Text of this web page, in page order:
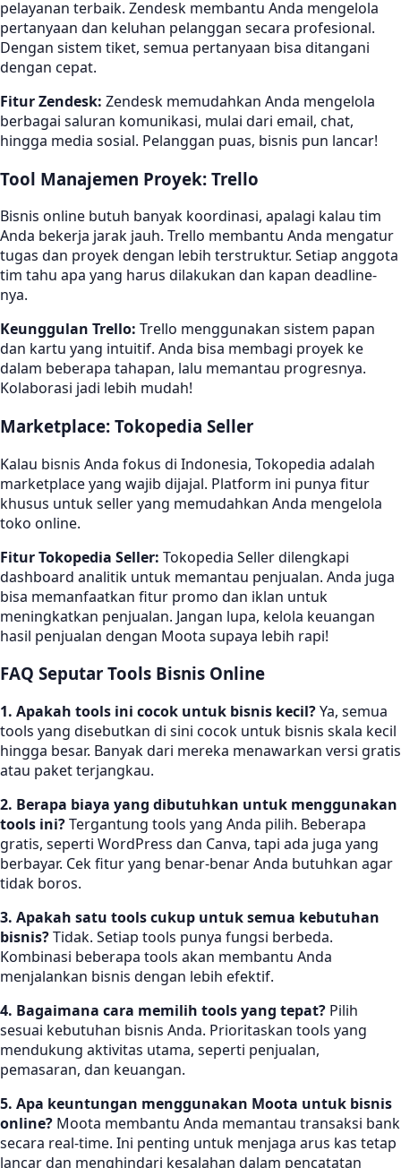
pelayanan terbaik. Zendesk membantu Anda mengelola
pertanyaan dan keluhan pelanggan secara profesional.
Dengan sistem tiket, semua pertanyaan bisa ditangani
dengan cepat.
Fitur Zendesk: Zendesk memudahkan Anda mengelola
berbagai saluran komunikasi, mulai dari email, chat,
hingga media sosial. Pelanggan puas, bisnis pun lancar!
Tool Manajemen Proyek: Trello
Bisnis online butuh banyak koordinasi, apalagi kalau tim
Anda bekerja jarak jauh. Trello membantu Anda mengatur
tugas dan proyek dengan lebih terstruktur. Setiap anggota
tim tahu apa yang harus dilakukan dan kapan deadline-
nya.
Keunggulan Trello: Trello menggunakan sistem papan
dan kartu yang intuitif. Anda bisa membagi proyek ke
dalam beberapa tahapan, lalu memantau progresnya.
Kolaborasi jadi lebih mudah!
Marketplace: Tokopedia Seller
Kalau bisnis Anda fokus di Indonesia, Tokopedia adalah
marketplace yang wajib dijajal. Platform ini punya fitur
khusus untuk seller yang memudahkan Anda mengelola
toko online.
Fitur Tokopedia Seller: Tokopedia Seller dilengkapi
dashboard analitik untuk memantau penjualan. Anda juga
bisa memanfaatkan fitur promo dan iklan untuk
meningkatkan penjualan. Jangan lupa, kelola keuangan
hasil penjualan dengan Moota supaya lebih rapi!
FAQ Seputar Tools Bisnis Online
1. Apakah tools ini cocok untuk bisnis kecil?Ya, semua
tools yang disebutkan di sini cocok untuk bisnis skala kecil
hingga besar. Banyak dari mereka menawarkan versi gratis
atau paket terjangkau.
2. Berapa biaya yang dibutuhkan untuk menggunakan
tools ini?Tergantung tools yang Anda pilih. Beberapa
gratis, seperti WordPress dan Canva, tapi ada juga yang
berbayar. Cek fitur yang benar-benar Anda butuhkan agar
tidak boros.
3. Apakah satu tools cukup untuk semua kebutuhan
bisnis?Tidak. Setiap tools punya fungsi berbeda.
Kombinasi beberapa tools akan membantu Anda
menjalankan bisnis dengan lebih efektif.
4. Bagaimana cara memilih tools yang tepat? Pilih
sesuai kebutuhan bisnis Anda. Prioritaskan tools yang
mendukung aktivitas utama, seperti penjualan,
pemasaran, dan keuangan.
5. Apa keuntungan menggunakan Moota untuk bisnis
online? Moota membantu Anda memantau transaksi bank
secara real-time. Ini penting untuk menjaga arus kas tetap
lancar dan menghindari kesalahan dalam pencatatan